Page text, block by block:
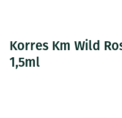
Korres Km Wild
1,5ml